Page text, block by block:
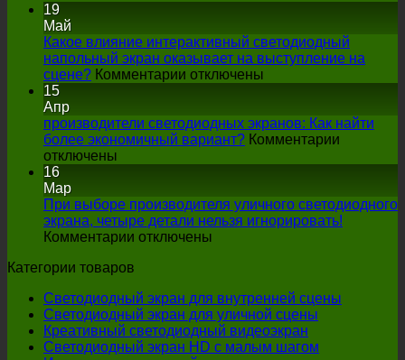
19
Май
Какое влияние интерактивный светодиодный
напольный экран оказывает на выступление на
сцене? Комментарии отключены
интерактивный
светодиодный
на
выступление
15
Апр
производители светодиодных экранов: Как найти
более экономичный вариант? Комментарии
отключены
экранов:
Как
найти
экономичный
16
Мар
При выборе производителя уличного светодиодного
экрана, четыре детали нельзя игнорировать!
Комментарии отключены
уличного
светодиодного
экрана,
четыре
Категории товаров
Светодиодный экран для внутренней сцены
Светодиодный экран для уличной сцены
Креативный светодиодный видеоэкран
Светодиодный экран HD с малым шагом